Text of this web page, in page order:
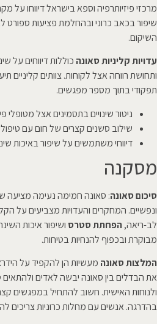
מרכזי פיזיותרפיה וספא בישראל דיווחו על
שיפור בכאב כרוני ובהחלמת פציעות ספורט
השיקום.
עדויות קליניות סאונה כוללות דיווחים
ותחושת רווחה אצל לקוחות. צוותים קליניים
תפקודי בתוך מספר מפגשים.
ניטור שינויים בתסמינים אצל מטופלי
שילוב סשנים קצרים של חום עם
דיווחי משתמשים על שיפור באיכות
מסקנה
סיכום סאונה: סאונה חמימה נעימה מציעה
ונפשיים. המחקרים והעדויות מצביעים על
לב-ריאה,הפחתת סטרס ושיפור איכות
מבוקרת ובכפוף להנחיות בטיחות.
המלצות סאונה מעשיות הן להקפיד על
את הבדלים בין סאונה יבשה לאדים
ולנוחות האישית. חשוב להתחיל במפגשים
בהדרגה. אנשים עם מחלות כרוניות צריכים